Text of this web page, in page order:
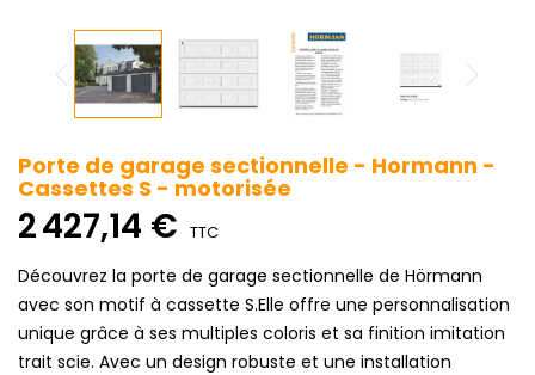
Porte de garage sectionnelle - Hormann -
Cassettes S - motorisée
2 427,14 € TTC
Découvrez la porte de garage sectionnelle de Hörmann
avec son motif à cassette S.Elle offre une personnalisation
unique grâce à ses multiples coloris et sa finition imitation
trait scie. Avec un design robuste et une installation